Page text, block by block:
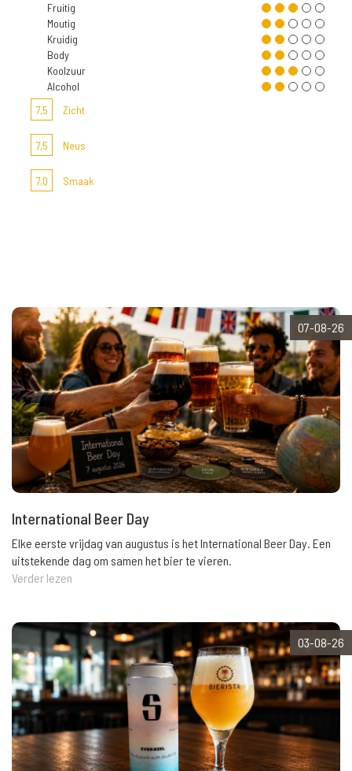
Fruitig
Moutig
Kruidig
Body
Koolzuur
Alcohol
7,5
Zicht
7,5 Neus
7,0 Smaak
07-08-26
International Beer Day
Elke eerste vrijdag van augustus is het International Beer Day. Een
uitstekende dag om samen het bier te vieren.
Verder lezen
03-08-26